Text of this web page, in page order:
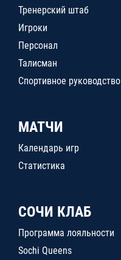
Тренерский штаб
Игроки
Персонал
Талисман
Спортивное руководство
МАТЧИ
Календарь игр
Статистика
СОЧИ КЛАБ
Программа лояльности
Sochi Queens